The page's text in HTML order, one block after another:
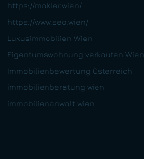
https://makler.wien/
https://www.seo.wien/
Luxusimmobilien Wien
Eigentumswohnung verkaufen Wien
Immobilienbewertung Österreich
immobilienberatung wien
immobilienanwalt wien